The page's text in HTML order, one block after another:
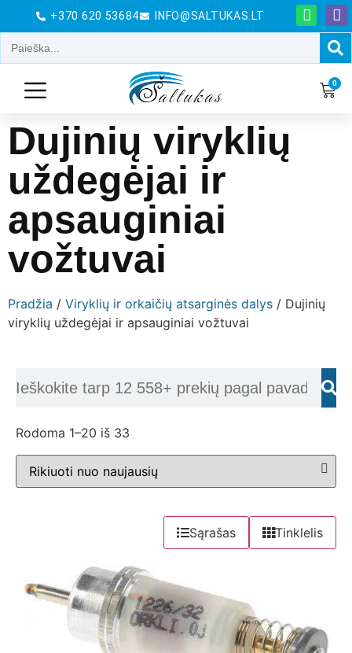
+370 620 53684 INFO@SALTUKAS.LT
0
Dujinių viryklių
uždegėjai ir
apsauginiai
vožtuvai
Pradžia / Viryklių ir orkaičių atsarginės dalys / Dujinių
viryklių uždegėjai ir apsauginiai vožtuvai
Rodoma 1–20 iš 33
Sąrašas Tinklelis